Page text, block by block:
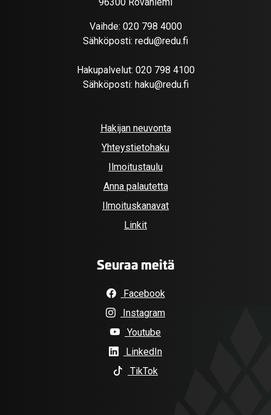
96300 Rovaniemi
Vaihde: 020 798 4000
Sähköposti: redu@redu.fi
Hakupalvelut: 020 798 4100
Sähköposti: haku@redu.fi
Hakijan neuvonta
Yhteystietohaku
Ilmoitustaulu
Anna palautetta
Ilmoituskanavat
Linkit
Seuraa meitä
Facebook
Instagram
Youtube
LinkedIn
TikTok